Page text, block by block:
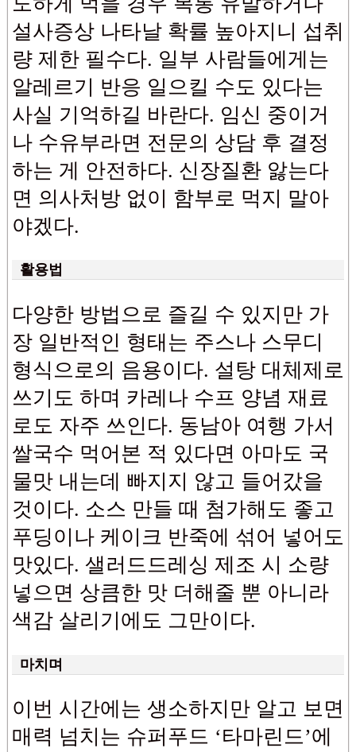
설사증상 나타날 확률 높아지니 섭취
량 제한 필수다. 일부 사람들에게는
알레르기 반응 일으킬 수도 있다는
사실 기억하길 바란다. 임신 중이거
나 수유부라면 전문의 상담 후 결정
하는 게 안전하다. 신장질환 앓는다
면 의사처방 없이 함부로 먹지 말아
야겠다.
활용법
다양한 방법으로 즐길 수 있지만 가
장 일반적인 형태는 주스나 스무디
형식으로의 음용이다. 설탕 대체제로
쓰기도 하며 카레나 수프 양념 재료
로도 자주 쓰인다. 동남아 여행 가서
쌀국수 먹어본 적 있다면 아마도 국
물맛 내는데 빠지지 않고 들어갔을
것이다. 소스 만들 때 첨가해도 좋고
푸딩이나 케이크 반죽에 섞어 넣어도
맛있다. 샐러드드레싱 제조 시 소량
넣으면 상큼한 맛 더해줄 뿐 아니라
색감 살리기에도 그만이다.
마치며
이번 시간에는 생소하지만 알고 보면
매력 넘치는 슈퍼푸드 ‘타마린드’에